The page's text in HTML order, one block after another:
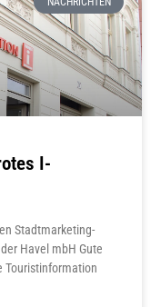
I-
Stadtmarketing-
Havel mbH Gute
Touristinformation